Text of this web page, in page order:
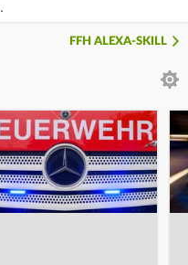
.
FFH ALEXA-SKILL